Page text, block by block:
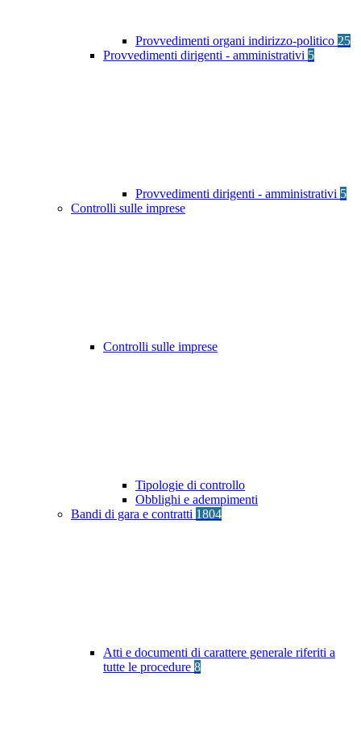
Provvedimenti organi indirizzo-politico 25
Provvedimenti dirigenti - amministrativi 5
Provvedimenti dirigenti - amministrativi 5
Controlli sulle imprese
Controlli sulle imprese
Tipologie di controllo
Obblighi e adempimenti
Bandi di gara e contratti 1804
Atti e documenti di carattere generale riferiti a
tutte le procedure 8